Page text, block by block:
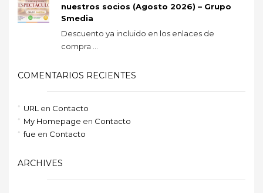
nuestros socios (Agosto 2026) – Grupo
Smedia
Descuento ya incluido en los enlaces de
compra ...
COMENTARIOS RECIENTES
URL en Contacto
My Homepage en Contacto
fue en Contacto
ARCHIVES